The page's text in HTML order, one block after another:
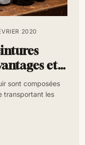
2020
et
sont composées
transportant les